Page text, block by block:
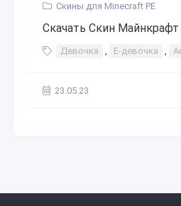
Скины для Minecraft PE
Скачать Скин Майнкрафт
Девочка , Е-девочка ,
23.05.23